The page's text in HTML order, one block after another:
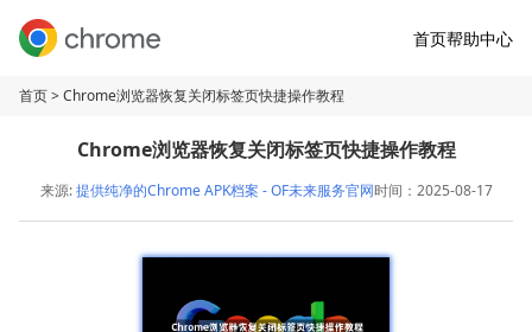
首页帮助中心
首页> Chrome浏览器恢复关闭标签页快捷操作教程
Chrome浏览器恢复关闭标签页快捷操作教程
来源:提供纯净的Chrome APK档案 - OF未来服务官网时间：2025-08-17